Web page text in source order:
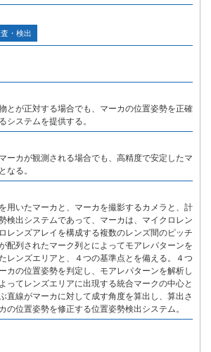
・検出
とが正対する場合でも、マーカの位置姿勢を正確
システムを提供する。
ーカが観測される場合でも、高精度で安定したマ
なる。
用いたマーカと、マーカを撮影するカメラと、計
検出システムであって、マーカは、マイクロレン
レンズアレイを構成する複数のレンズ間のピッチ
配列されたマーク列とによってモアレパターンを
レンズエリアと、４つの基準点とを備える。４つ
カの位置姿勢を判定し、モアレパターンを解析し
ってレンズエリアに出現する統合マークの中心と
直線がマーカに対して成す角度を算出し、算出さ
の位置姿勢を修正する位置姿勢検出システム。